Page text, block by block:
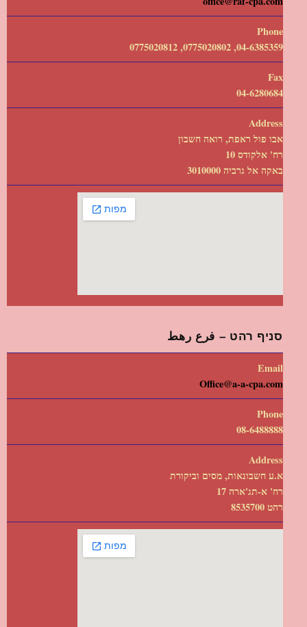
Phone
04-6385359, 0775020802, 0775020812
Fax
04-6280684
Address
אבו פול ראפת, רואה חשבון
רח' אלקודס 10
באקה אל גרביה 3010000
סניף רהט – فرع رهط
Email
Office@a-a-cpa.com
Phone
08-6488888
Address
א.ע חשבונאות, מסים וביקורת
רח' א-תג'ארה 17
רהט 8535700